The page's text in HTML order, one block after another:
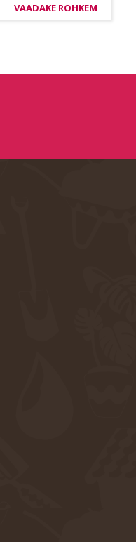
VAADAKE ROHKEM